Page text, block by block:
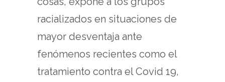
racializados en situaciones de
mayor desventaja ante
fenómenos recientes como el
tratamiento contra el Covid 19,